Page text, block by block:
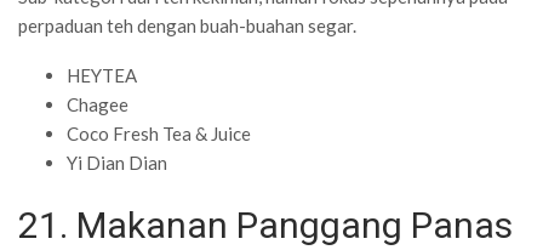
perpaduan teh dengan buah-buahan segar.
HEYTEA
Chagee
Coco Fresh Tea & Juice
Yi Dian Dian
21. Makanan Panggang Panas